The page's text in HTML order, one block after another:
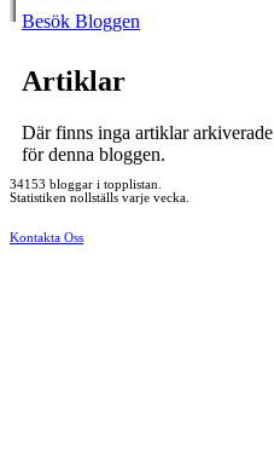
Besök Bloggen
Artiklar
Där finns inga artiklar arkiverade
för denna bloggen.
34153 bloggar i topplistan.
Statistiken nollställs varje vecka.
Kontakta Oss